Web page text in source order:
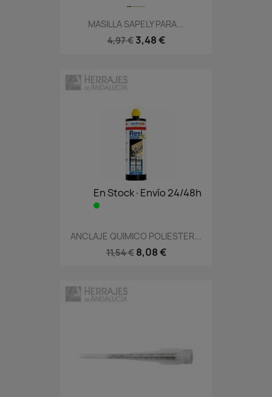
MASILLA SAPELY PARA...
4,97 € 3,48 €
En Stock·Envío 24/48h
ANCLAJE QUIMICO POLIESTER...
11,54 € 8,08 €